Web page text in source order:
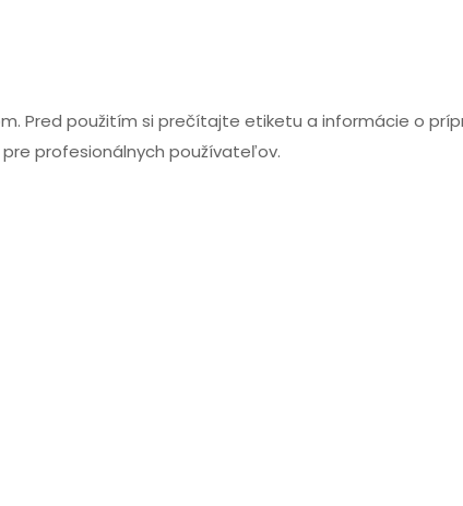
Pred použitím si prečítajte etiketu a informácie o
profesionálnych používateľov.